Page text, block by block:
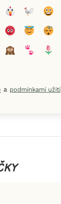
a podmínkami užití